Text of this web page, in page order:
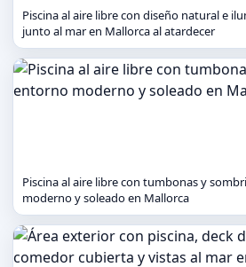
Piscina al aire libre con diseño natural e
junto al mar en Mallorca al atardecer
Piscina al aire libre con tumbonas y
moderno y soleado en Mallorca